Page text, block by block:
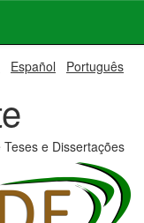
Español Português
e Dissertações